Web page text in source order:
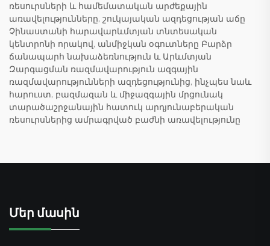
ռեսուրսների և համեմատական արժեքային
առավելությունները, շուկայական ազդեցության աճը
Չինաստանի հարավարևմտյան տնտեսական
կենտրոնի որակով, անմիջկան օգուտները Բարձր
ճանապարհ նախաձեռնություն և Արևմտյան
Զարգացման ռազմավարություն ազգային
ռազմավարությունների ազդեցությունից, ինչպես նաև
հարուստ, բազմազան և միջազգային մրցունակ
տարածաշրջանային հատուկ արդյունաբերական
ռեսուրսներից ամրագրված բաժնի առավելությունը
Մեր մասին